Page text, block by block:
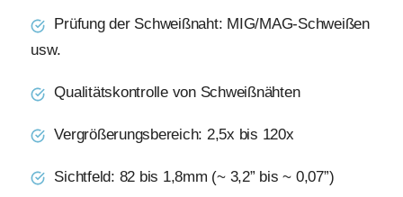
Prüfung der Schweißnaht: MIG/MAG-Schweißen
usw.
Qualitätskontrolle von Schweißnähten
Vergrößerungsbereich: 2,5x bis 120x
Sichtfeld: 82 bis 1,8mm (~ 3,2” bis ~ 0,07”)